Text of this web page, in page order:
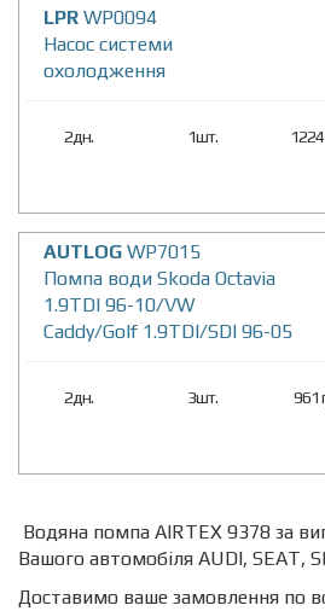
LPR WP0094
Насос системи
охолодження
2дн. 1шт. 1224
AUTLOG WP7015
Помпа води Skoda Octavia
1.9TDI 96-10/VW
Caddy/Golf 1.9TDI/SDI 96-05
2дн. 3шт. 961
Водяна помпа AIRTEX 9378 за
Вашого автомобіля AUDI, SEAT,
Доставимо ваше замовлення по